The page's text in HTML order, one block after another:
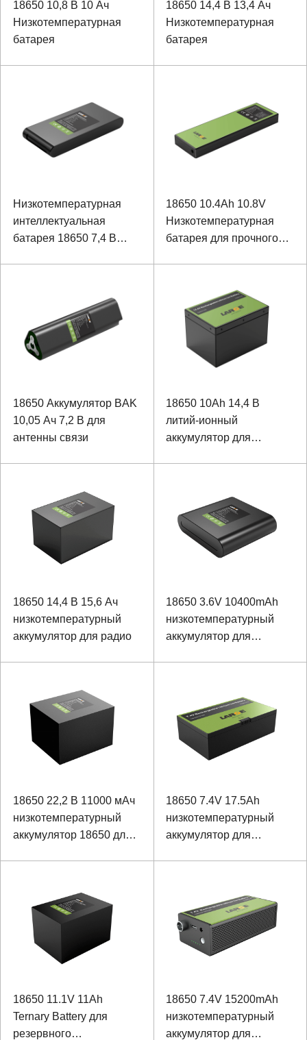
18650 10,8 В 10 Ач
Низкотемпературная
батарея
18650 14,4 В 13,4 Ач
Низкотемпературная
батарея
Низкотемпературная
интеллектуальная
батарея 18650 7,4 В
18650 10.4Ah 10.8V
Низкотемпературная
батарея для прочного
18650 Аккумулятор BAK
10,05 Ач 7,2 В для
антенны связи
18650 10Ah 14,4 В
литий-ионный
аккумулятор для
18650 14,4 В 15,6 Ач
низкотемпературный
аккумулятор для радио
18650 3.6V 10400mAh
низкотемпературный
аккумулятор для
18650 22,2 В 11000 мАч
низкотемпературный
аккумулятор 18650 для
18650 7.4V 17.5Ah
низкотемпературный
аккумулятор для
18650 11.1V 11Ah
Ternary Battery для
резервного
18650 7.4V 15200mAh
низкотемпературный
аккумулятор для